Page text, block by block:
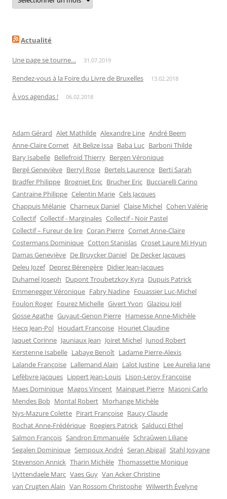
date
Actualité
Une page se tourne… 31.07.2019
Rendez-vous à la Foire du Livre de Bruxelles 13.02.2018
À vos agendas ! 06.02.2018
Adam Gérard Alet Mathilde Alexandre Line André Beem
Anne-Claire Cornet Aït Belize Issa Baba Luc Barboni Thilde
Bary Isabelle Bellefroid Thierry Bergen Véronique
Bergé Geneviève Berryl Rose Bertels Laurence Berti Sarah
Bradfer Philippe Brogniet Eric Brucher Eric Bucciarelli Carino
Cantraine Philippe Celentin Marie Cels Jacques
Chappuis Mélanie Charneux Daniel Claise Michel Cohen Valérie
Collectif Collectif - Marginales Collectif - Noir Pastel
Collectif – Fureur de lire Coran Pierre Cornet Anne-Claire
Costermans Dominique Cotton Stanislas Croset Laure Mi Hyun
Damas Geneviève De Bruycker Daniel De Decker Jacques
Deleu Jozef Deprez Bérengère Didier Jean-Jacques
Duhamel Joseph Dupont Troubetzkoy Kyra Dupuis Patrick
Emmenegger Véronique Fabry Nadine Fouassier Luc-Michel
Foulon Roger Fourez Michelle Givert Yvon Glaziou Joël
Gosse Agathe Guyaut-Genon Pierre Hamesse Anne-Michèle
Hecq Jean-Pol Houdart Françoise Houriet Claudine
Jaquet Corinne Jauniaux Jean Joiret Michel Junod Robert
Kerstenne Isabelle Labaye Benoît Ladame Pierre-Alexis
Lalande Françoise Lallemand Alain Lalot Justine Lee Aurelia Jane
Lefèbvre Jacques Lippert Jean-Louis Lison-Leroy Françoise
Maes Dominique Magos Vincent Mainguet Pierre Masoni Carlo
Mendes Bob Montal Robert Morhange Michèle
Nys-Mazure Colette Pirart Françoise Raucy Claude
Rochat Anne-Frédérique Roegiers Patrick Salducci Ethel
Salmon François Sandron Emmanuèle Schraûwen Liliane
Segalen Dominique Sempoux André Seran Abigail Stahl Josyane
Stevenson Annick Tharin Michèle Thomassettie Monique
Uyttendaele Marc Vaes Guy Van Acker Christine
van Crugten Alain Van Rossom Christophe Wilwerth Évelyne